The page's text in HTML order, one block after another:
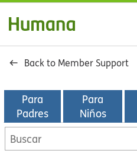
Back to Member Support
Para
Padres
Para
Niños
Buscar
en